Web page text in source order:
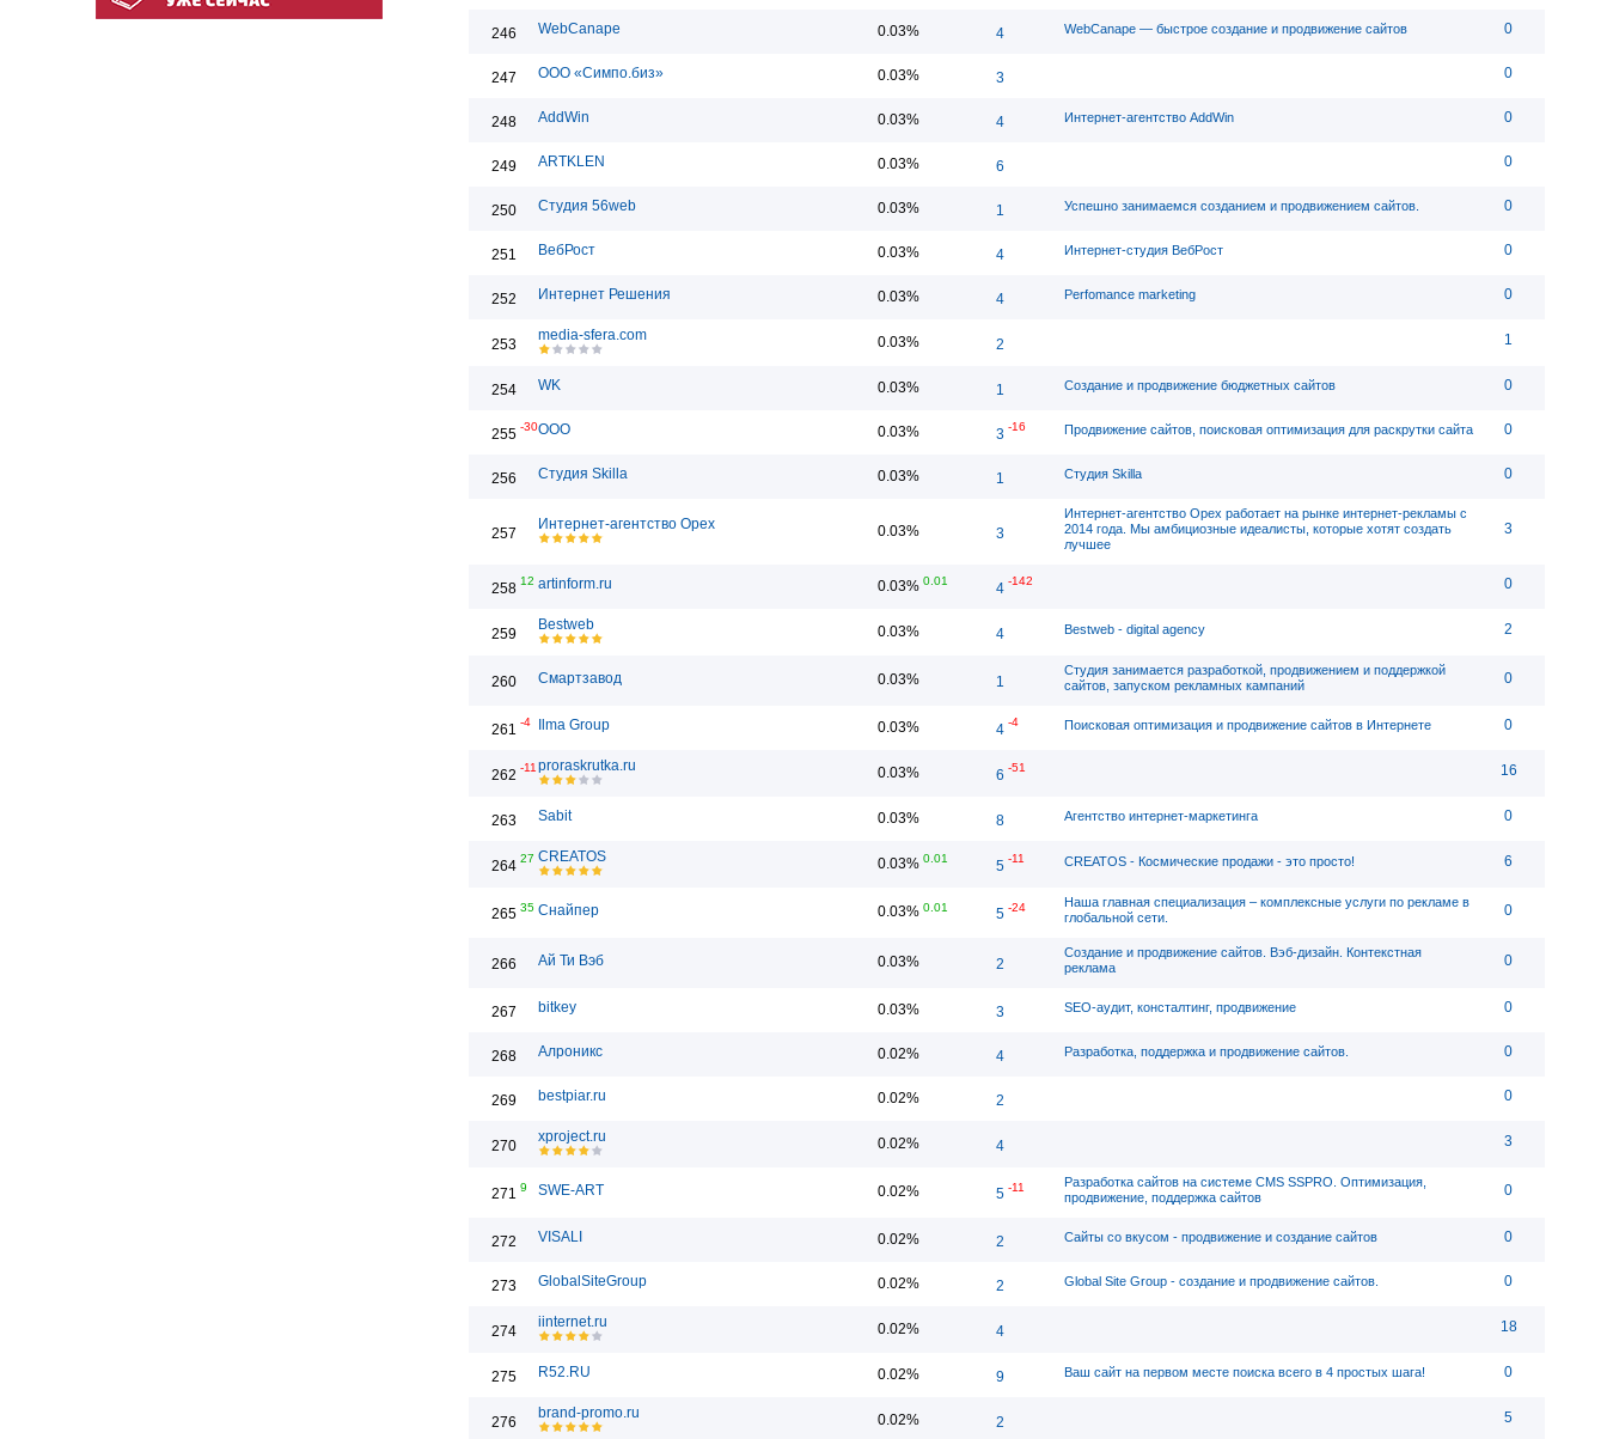
246 WebCanape 0.03% 4 WebСanape — быстрое создание и продвижение сайтов 0
247 ООО «Симпо.биз» 0.03% 3 0
248 AddWin 0.03% 4 Интернет-агентство AddWin 0
249 ARTKLEN 0.03% 6 0
250 Студия 56web 0.03% 1 Успешно занимаемся созданием и продвижением сайтов. 0
251 ВебРост 0.03% 4 Интернет-студия ВебРост 0
252 Интернет Решения 0.03% 4 Perfomance marketing 0
253
media-sfera.com 0.03% 2 1
254 WK 0.03% 1 Создание и продвижение бюджетных сайтов 0
255 -30ООО 0.03% 3 -16 Продвижение сайтов, поисковая оптимизация для раскрутки сайта 0
256 Студия Skilla 0.03% 1 Студия Skilla 0
257
Интернет-агентство Орех 0.03% 3
Интернет-агентство Орех работает на рынке интернет-рекламы с
2014 года. Мы амбициозные идеалисты, которые хотят создать
лучшее
3
258 12 artinform.ru 0.03% 0.01 4 -142 0
259
Bestweb 0.03% 4 Bestweb - digital agency 2
260 Смартзавод 0.03% 1
Студия занимается разработкой, продвижением и поддержкой
сайтов, запуском рекламных кампаний
0
261 -4 Ilma Group 0.03% 4 -4 Поисковая оптимизация и продвижение сайтов в Интернете 0
262 -11 proraskrutka.ru 0.03% 6 -51 16
263 Sabit 0.03% 8 Агентство интернет-маркетинга 0
264 27 CREATOS 0.03% 0.01 5 -11 CREATOS - Космические продажи - это просто! 6
265 35 Снайпер 0.03% 0.01 5 -24
Наша главная специализация – комплексные услуги по рекламе в
глобальной сети.
0
266 Ай Ти Вэб 0.03% 2
Создание и продвижение сайтов. Вэб-дизайн. Контекстная
реклама
0
267 bitkey 0.03% 3 SEO-аудит, консталтинг, продвижение 0
268 Алроникс 0.02% 4 Разработка, поддержка и продвижение сайтов. 0
269 bestpiar.ru 0.02% 2 0
270
xproject.ru 0.02% 4 3
271 9 SWE-ART 0.02% 5 -11
Разработка сайтов на системе CMS SSPRO. Оптимизация,
продвижение, поддержка сайтов
0
272 VISALI 0.02% 2 Сайты со вкусом - продвижение и создание сайтов 0
273 GlobalSiteGroup 0.02% 2 Global Site Group - создание и продвижение сайтов. 0
274
iinternet.ru 0.02% 4 18
275 R52.RU 0.02% 9 Ваш сайт на первом месте поиска всего в 4 простых шага! 0
276
brand-promo.ru 0.02% 2 5